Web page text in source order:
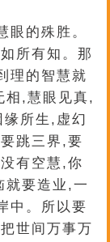
眼的殊胜。
所有知。那
理的智慧就
相,慧眼见真,
缘所生,虚幻
跳三界,要
有空慧,你
就要造业,一
中。所以要
世间万事万